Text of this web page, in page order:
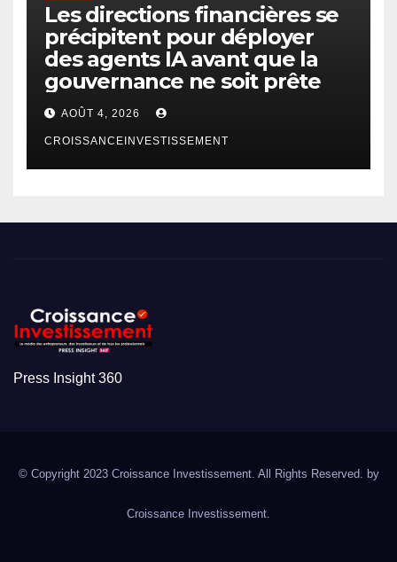
Les directions financières se
précipitent pour déployer
des agents IA avant que la
gouvernance ne soit prête
AOÛT 4, 2026
CROISSANCEINVESTISSEMENT
Press Insight 360
© Copyright 2023 Croissance Investissement. All Rights Reserved. by
Croissance Investissement.